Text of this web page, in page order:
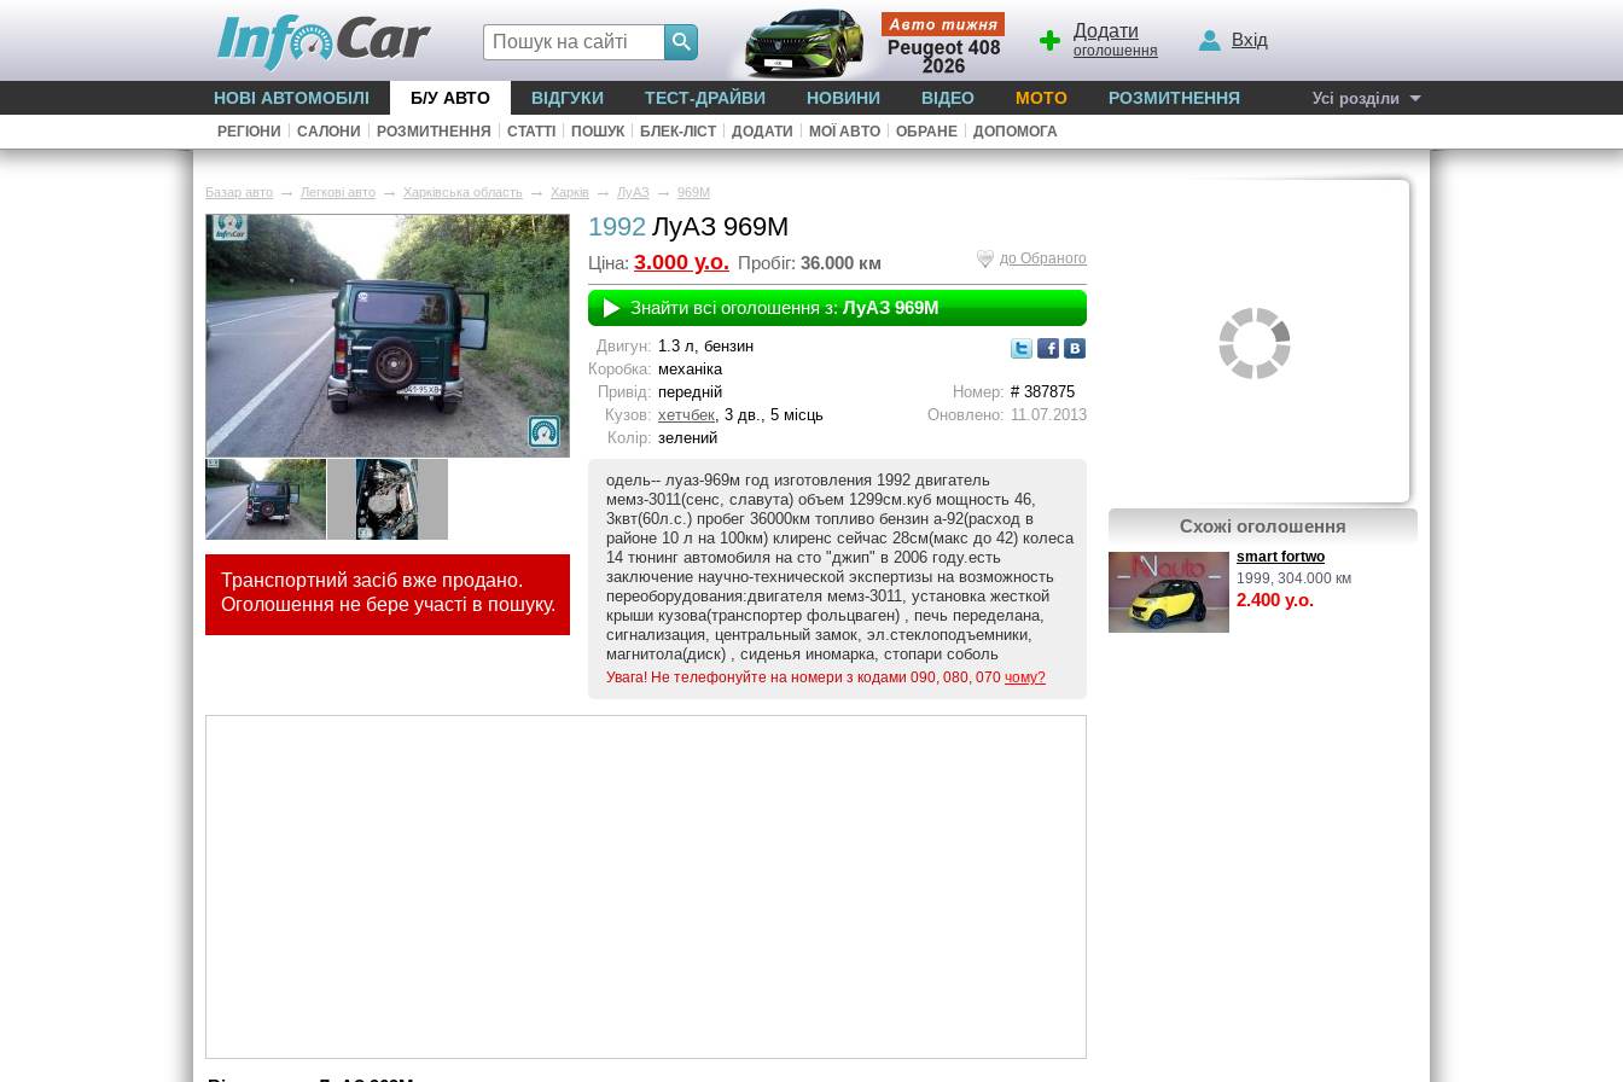
Додати
оголошення
Вхід
НОВІ АВТОМОБІЛІ Б/У АВТО ВІДГУКИ ТЕСТ-ДРАЙВИ НОВИНИ ВІДЕО МОТО РОЗМИТНЕННЯ Усі розділи
РЕГІОНИ САЛОНИ РОЗМИТНЕННЯ СТАТТІ ПОШУК БЛЕК-ЛІСТ ДОДАТИ МОЇ АВТО ОБРАНЕ ДОПОМОГА
Базар авто → Легкові авто → Харківська область → Харків → ЛуАЗ → 969М
Транспортний засіб вже продано.
Оголошення не бере участі в пошуку.
1992 ЛуАЗ 969М
до Обраного
Ціна: 3.000 у.о. Пробіг: 36.000 км
Знайти всі оголошення з:ЛуАЗ 969М
Номер: # 387875
Оновлено: 11.07.2013
Двигун: 1.3 л, бензин
Коробка: механіка
Привід: передній
Кузов: хетчбек, 3 дв., 5 місць
Колір: зелений
одель-- луаз-969м год изготовления 1992 двигатель
мемз-3011(сенс, славута) объем 1299см.куб мощность 46,
3квт(60л.с.) пробег 36000км топливо бензин а-92(расход в
районе 10 л на 100км) клиренс сейчас 28см(макс до 42) колеса
14 тюнинг автомобиля на сто "джип" в 2006 году.есть
заключение научно-технической экспертизы на возможность
переоборудования:двигателя мемз-3011, установка жесткой
крыши кузова(транспортер фольцваген) , печь переделана,
сигнализация, центральный замок, эл.стеклоподъемники,
магнитола(диск) , сиденья иномарка, стопари соболь
Увага! Не телефонуйте на номери з кодами 090, 080, 070 чому?
Схожі оголошення
smart fortwo
1999, 304.000 км
2.400 у.о.